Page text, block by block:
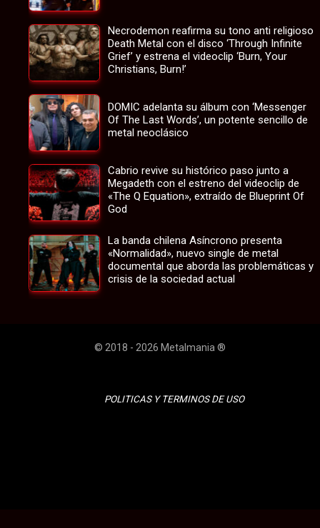
Necrodemon reafirma su tono anti religioso
Death Metal con el disco ‘Through Infinite
Grief’ y estrena el videoclip ‘Burn, Your
Christians, Burn!’
DOMIC adelanta su álbum con ‘Messenger
Of The Last Words’, un potente sencillo de
metal neoclásico
Cabrio revive su histórico paso junto a
Megadeth con el estreno del videoclip de
«The Q Equation», extraído de Blueprint Of
God
La banda chilena Asíncrono presenta
«Normalidad», nuevo single de metal
documental que aborda las problemáticas y
crisis de la sociedad actual
© 2018 - 2026 Metalmania ®
POLITICAS Y TERMINOS DE USO